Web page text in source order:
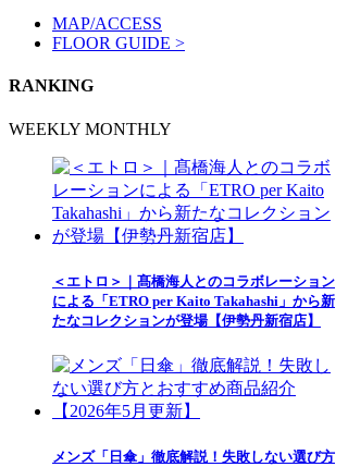
MAP/ACCESS
FLOOR GUIDE >
RANKING
WEEKLY MONTHLY
＜エトロ＞｜髙橋海人とのコラボレーション
による「ETRO per Kaito Takahashi」から新
たなコレクションが登場【伊勢丹新宿店】
メンズ「日傘」徹底解説！失敗しない選び方